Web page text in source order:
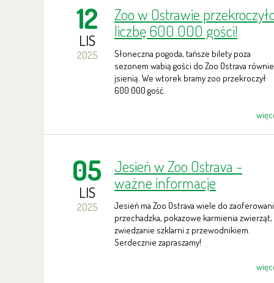
12
LIS
2025
Zoo w Ostrawie
liczbę 600 000 gości!
Jubileuszowy gość pojawił
się w ten wtorek.
Słoneczna pogoda, tańsze bilety poza
sezonem wabią gości do Zoo Ostrava
jsienią. We wtorek bramy zoo przekroczył
600 000 gość.
05
LIS
2025
Jesień w Zoo Ostrava -
ważne informacje
Jesień ma Zoo Ostrava wiele do
przechadzka, pokazowe karmienia zwierząt,
zwiedzanie szklarni z przewodnikiem.
Serdecznie zapraszamy!